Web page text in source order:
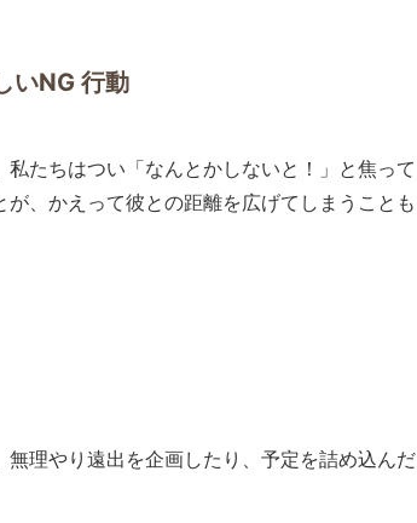
いNG 行動
たちはつい「なんとかしないと！」と焦って
、かえって彼との距離を広げてしまうことも
無理やり遠出を企画したり、予定を詰め込んだ